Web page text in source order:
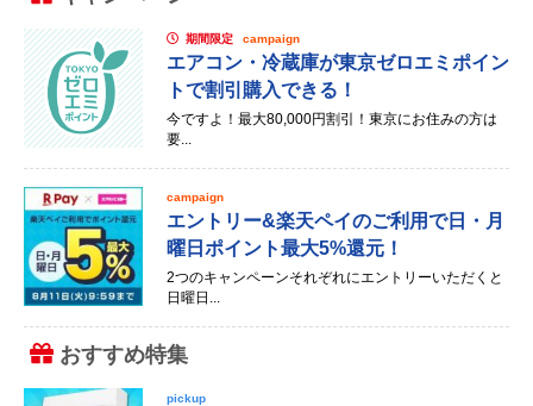
期間限定 campaign
エアコン・冷蔵庫が東京ゼロエミポイン
トで割引購入できる！
今ですよ！最大80,000円割引！東京にお住みの方は
要...
campaign
エントリー&楽天ペイのご利用で日・月
曜日ポイント最大5%還元！
2つのキャンペーンそれぞれにエントリーいただくと
日曜日...
おすすめ特集
pickup